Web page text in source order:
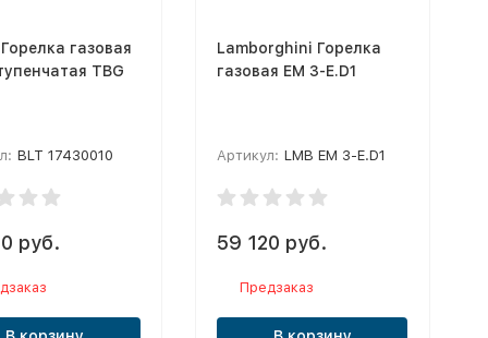
газовая
TBG
BLT 17430010
руб.
Lamborghini Горелка
газовая EM 3-E.D1
Артикул: LMB EM 3-E.D1
59 120 руб.
Предзаказ